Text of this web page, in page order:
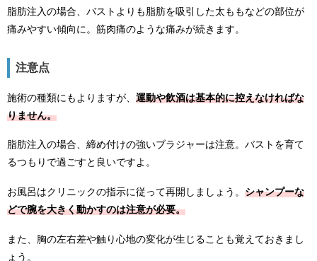
脂肪注入の場合、バストよりも脂肪を吸引した太ももなどの部位が
痛みやすい傾向に。筋肉痛のような痛みが続きます。
注意点
施術の種類にもよりますが、 運動や飲酒は基本的に控えなければな
りません。
脂肪注入の場合、締め付けの強いブラジャーは注意。バストを育て
るつもりで過ごすと良いですよ。
お風呂はクリニックの指示に従って再開しましょう。 シャンプーな
どで腕を大きく動かすのは注意が必要。
また、胸の左右差や触り心地の変化が生じることも覚えておきまし
ょう。